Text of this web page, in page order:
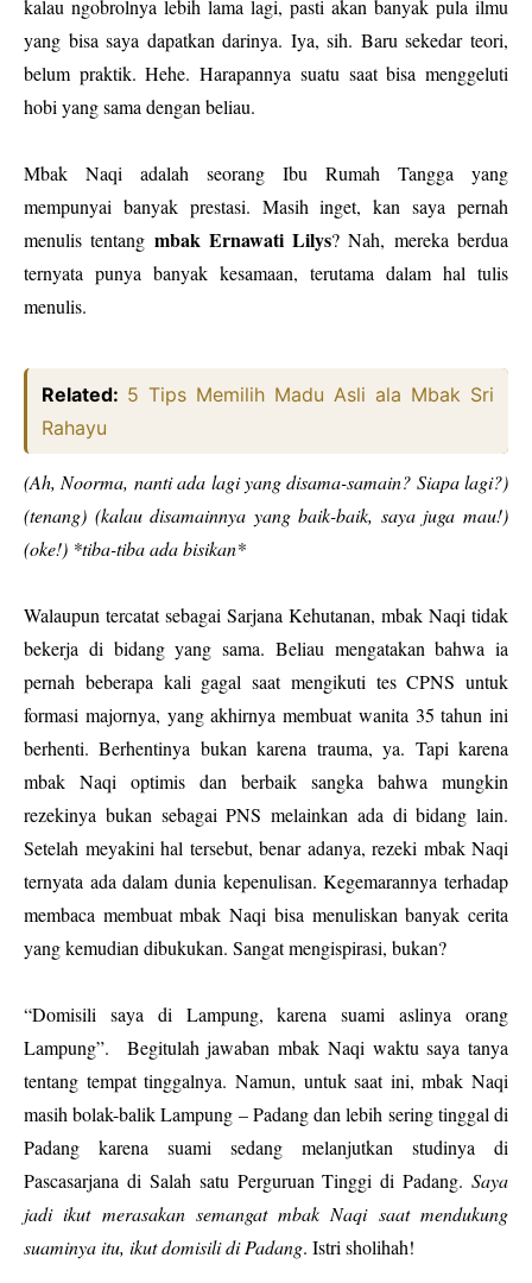
kalau ngobrolnya lebih lama lagi, pasti akan banyak pula ilmu
yang bisa saya dapatkan darinya. Iya, sih. Baru sekedar teori,
belum praktik. Hehe. Harapannya suatu saat bisa menggeluti
hobi yang sama dengan beliau.
Mbak Naqi adalah seorang Ibu Rumah Tangga yang
mempunyai banyak prestasi. Masih inget, kan saya pernah
menulis tentang mbak Ernawati Lilys? Nah, mereka berdua
ternyata punya banyak kesamaan, terutama dalam hal tulis
menulis.
Related: 5 Tips Memilih Madu Asli ala Mbak Sri
Rahayu
(Ah, Noorma, nanti ada lagi yang disama-samain? Siapa lagi?)
(tenang) (kalau disamainnya yang baik-baik, saya juga mau!)
(oke!) *tiba-tiba ada bisikan*
Walaupun tercatat sebagai Sarjana Kehutanan, mbak Naqi tidak
bekerja di bidang yang sama. Beliau mengatakan bahwa ia
pernah beberapa kali gagal saat mengikuti tes CPNS untuk
formasi majornya, yang akhirnya membuat wanita 35 tahun ini
berhenti. Berhentinya bukan karena trauma, ya. Tapi karena
mbak Naqi optimis dan berbaik sangka bahwa mungkin
rezekinya bukan sebagai PNS melainkan ada di bidang lain.
Setelah meyakini hal tersebut, benar adanya, rezeki mbak Naqi
ternyata ada dalam dunia kepenulisan. Kegemarannya terhadap
membaca membuat mbak Naqi bisa menuliskan banyak cerita
yang kemudian dibukukan. Sangat mengispirasi, bukan?
“Domisili saya di Lampung, karena suami aslinya orang
Lampung”.
Begitulah jawaban mbak Naqi waktu saya tanya
tentang tempat tinggalnya. Namun, untuk saat ini, mbak Naqi
masih bolak-balik Lampung – Padang dan lebih sering tinggal di
Padang karena suami sedang melanjutkan studinya di
Pascasarjana di Salah satu Perguruan Tinggi di Padang. Saya
jadi ikut merasakan semangat mbak Naqi saat mendukung
suaminya itu, ikut domisili di Padang. Istri sholihah!